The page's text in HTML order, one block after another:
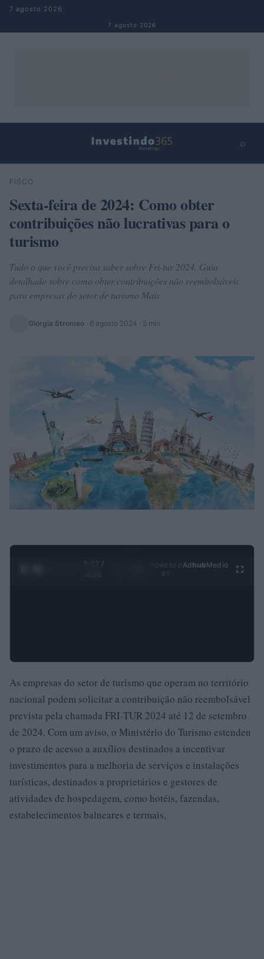
Pular para o conteúdo
7 agosto 2026
7 agosto 2026
⌕
Buscar
FISCO
Sexta-feira de 2024: Como obter
contribuições não lucrativas para o
turismo
Tudo o que você precisa saber sobre Fri-tur 2024. Guia
detalhado sobre como obter contribuições não reembolsáveis
para empresas do setor de turismo Mais
Giorgia Stromeo · 6 agosto 2024 · 5 min
0:28 /
Ad hubMedia
As empresas do setor de turismo que operam no território
nacional podem solicitar a contribuição não reembolsável
prevista pela chamada FRI-TUR 2024 até 12 de setembro
de 2024. Com um aviso, o Ministério do Turismo estendeu
o prazo de acesso a auxílios destinados a incentivar
investimentos para a melhoria de serviços e instalações
turísticas, destinados a proprietários e gestores de
atividades de hospedagem, como hotéis, fazendas,
estabelecimentos balneares e termais,